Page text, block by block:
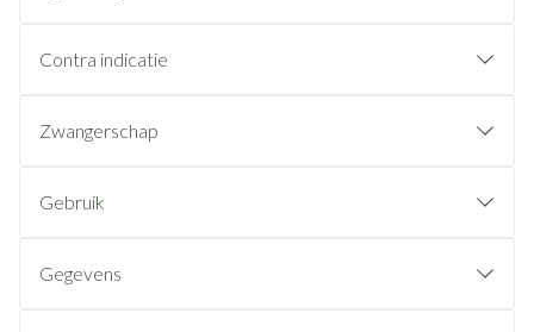
Contra indicatie
Zwangerschap
Gebruik
Gegevens